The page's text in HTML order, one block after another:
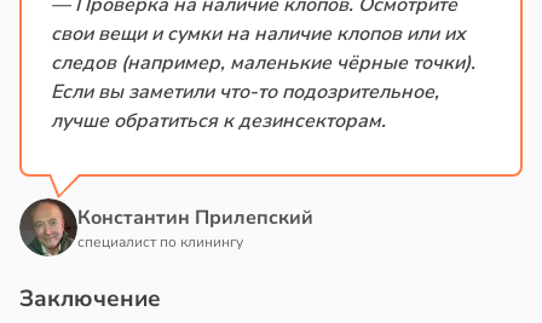
свои вещи и сумки на наличие клопов или их
следов (например, маленькие чёрные точки).
Если вы заметили что-то подозрительное,
лучше обратиться к дезинсекторам.
Константин Прилепский
специалист по клинингу
Заключение